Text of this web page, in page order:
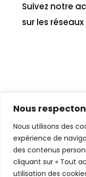
Nous
Nous utilisons des
expérience de
des contenus
cliquant sur « Tout
utilisation des
Suivez notre
sur les réseaux
© 2024
CGU | CGV